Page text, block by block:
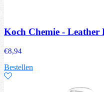
Koch Chemie - Leather
€8,94
Bestellen